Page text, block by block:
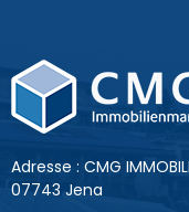
Adresse : CMG
07743 Jena